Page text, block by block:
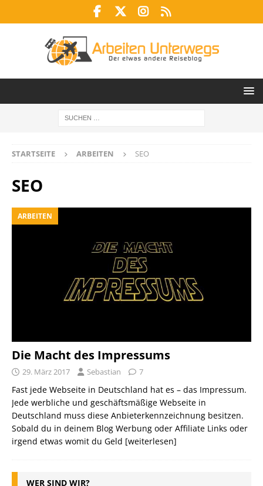
STARTSEITE ARBEITEN SEO
SEO
ARBEITEN
Die Macht des Impressums
29. März 2017 Sebastian 7
Fast jede Webseite in Deutschland hat es – das Impressum.
Jede werbliche und geschäftsmäßige Webseite in
Deutschland muss diese Anbieterkennzeichnung besitzen.
Sobald du in deinem Blog Werbung oder Affiliate Links oder
irgend etwas womit du Geld [weiterlesen]
WER SIND WIR?